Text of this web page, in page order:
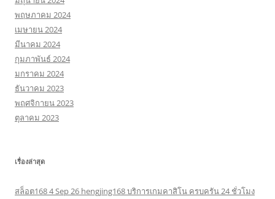
พฤษภาคม 2024
เมษายน 2024
มีนาคม 2024
กุมภาพันธ์ 2024
มกราคม 2024
ธันวาคม 2023
พฤศจิกายน 2023
ตุลาคม 2023
เรื่องล่าสุด
สล็อต168 4 Sep 26 hengjing168 บริการเกมคาสิโน ครบครัน 24 ชั่วโมง